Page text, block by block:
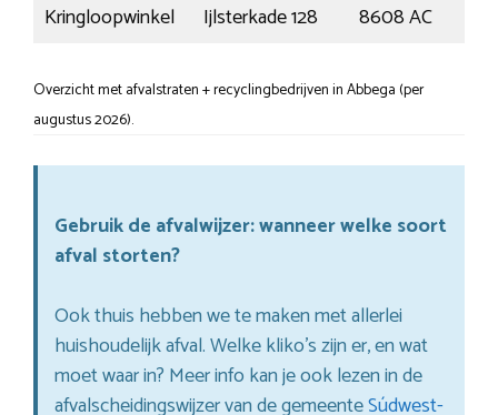
Kringloopwinkel
Ijlsterkade 128 8608 AC
Overzicht met afvalstraten + recyclingbedrijven in Abbega (per
augustus 2026).
Gebruik de afvalwijzer: wanneer welke soort
afval storten?
Ook thuis hebben we te maken met allerlei
huishoudelijk afval. Welke kliko’s zijn er, en wat
moet waar in? Meer info kan je ook lezen in de
afvalscheidingswijzer van de gemeenteSúdwest-